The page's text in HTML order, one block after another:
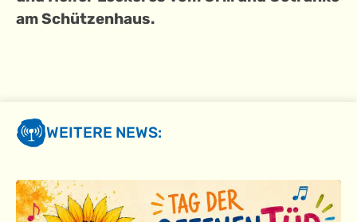
am Schützenhaus.
WEITERE NEWS: